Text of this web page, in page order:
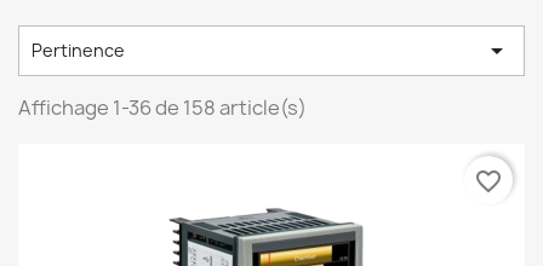
Pertinence 
Affichage 1-36 de 158 article(s)
favorite_border